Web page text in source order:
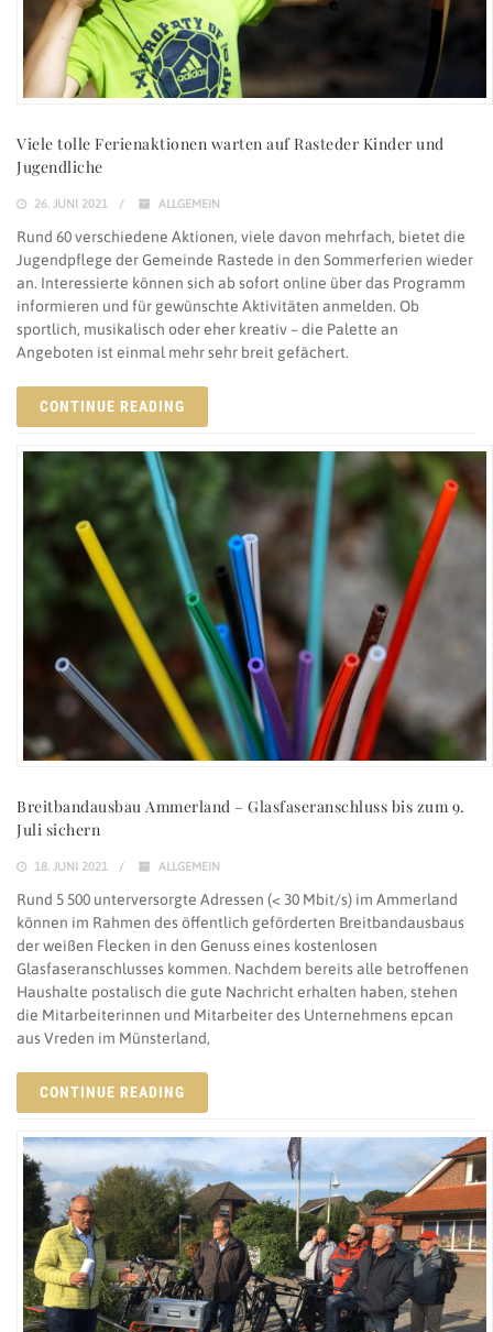
Viele tolle Ferienaktionen warten auf Rasteder Kinder und
Jugendliche
26. JUNI 2021 ALLGEMEIN
Rund 60 verschiedene Aktionen, viele davon mehrfach, bietet die
Jugendpflege der Gemeinde Rastede in den Sommerferien wieder
an. Interessierte können sich ab sofort online über das Programm
informieren und für gewünschte Aktivitäten anmelden. Ob
sportlich, musikalisch oder eher kreativ – die Palette an
Angeboten ist einmal mehr sehr breit gefächert.
CONTINUE READING
Breitbandausbau Ammerland – Glasfaseranschluss bis zum 9.
Juli sichern
18. JUNI 2021 ALLGEMEIN
Rund 5 500 unterversorgte Adressen (< 30 Mbit/s) im Ammerland
können im Rahmen des öffentlich geförderten Breitbandausbaus
der weißen Flecken in den Genuss eines kostenlosen
Glasfaseranschlusses kommen. Nachdem bereits alle betroffenen
Haushalte postalisch die gute Nachricht erhalten haben, stehen
die Mitarbeiterinnen und Mitarbeiter des Unternehmens epcan
aus Vreden im Münsterland,
CONTINUE READING